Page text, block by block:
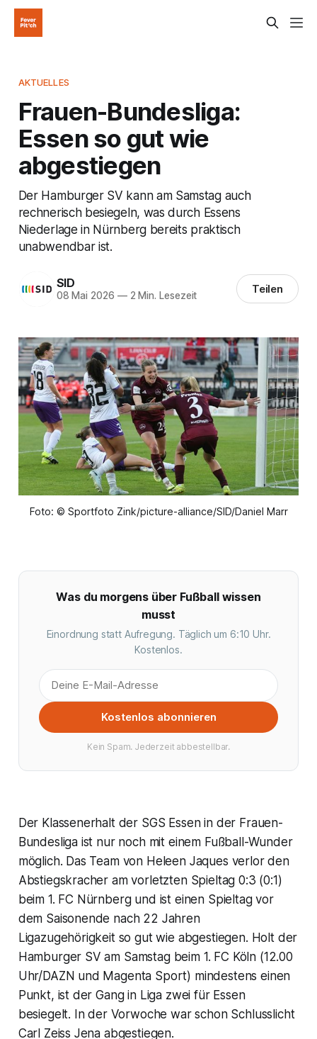
AKTUELLES
Frauen-Bundesliga:
Essen so gut wie
abgestiegen
Der Hamburger SV kann am Samstag auch
rechnerisch besiegeln, was durch Essens
Niederlage in Nürnberg bereits praktisch
unabwendbar ist.
SID
08 Mai 2026 —2 Min. Lesezeit Teilen
Foto: © Sportfoto Zink/picture-alliance/SID/Daniel Marr
Was du morgens über Fußball wissen
musst
Einordnung statt Aufregung. Täglich um 6:10 Uhr.
Kostenlos.
Kostenlos abonnieren
Kein Spam. Jederzeit abbestellbar.
Der Klassenerhalt der SGS Essen in der Frauen-
Bundesliga ist nur noch mit einem Fußball-Wunder
möglich. Das Team von Heleen Jaques verlor den
Abstiegskracher am vorletzten Spieltag 0:3 (0:1)
beim 1. FC Nürnberg und ist einen Spieltag vor
dem Saisonende nach 22 Jahren
Ligazugehörigkeit so gut wie abgestiegen. Holt der
Hamburger SV am Samstag beim 1. FC Köln (12.00
Uhr/DAZN und Magenta Sport) mindestens einen
Punkt, ist der Gang in Liga zwei für Essen
besiegelt. In der Vorwoche war schon Schlusslicht
Carl Zeiss Jena abgestiegen.